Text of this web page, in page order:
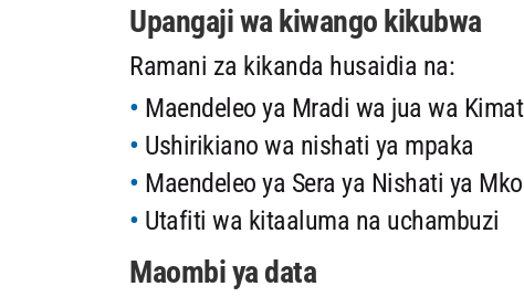
Upangaji wa kiwango kikubwa
Ramani za kikanda husaidia na:
Maendeleo ya Mradi wa jua wa
Ushirikiano wa nishati ya mpaka
Maendeleo ya Sera ya Nishati ya
Utafiti wa kitaaluma na uchambuzi
Maombi ya data